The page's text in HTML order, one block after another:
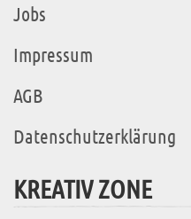
Jobs
Impressum
AGB
Datenschutzerklärung
KREATIV ZONE